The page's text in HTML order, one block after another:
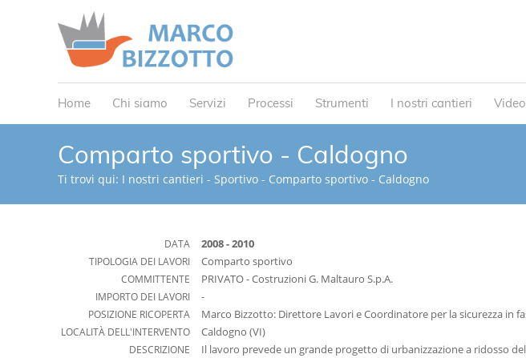
Home Chi siamo Servizi Processi Strumenti I nostri cantieri Video
Comparto sportivo - Caldogno
Ti trovi qui: I nostri cantieri - Sportivo - Comparto sportivo - Caldogno
DATA
2008 - 2010
TIPOLOGIA DEI LAVORI
Comparto sportivo
COMMITTENTE
PRIVATO - Costruzioni G. Maltauro S.p.A.
IMPORTO DEI LAVORI
-
POSIZIONE RICOPERTA
Marco Bizzotto: Direttore Lavori e Coordinatore per la sicurezza in
LOCALITÀ DELL'INTERVENTO
Caldogno (VI)
DESCRIZIONE
Il lavoro prevede un grande progetto di urbanizzazione a ridosso